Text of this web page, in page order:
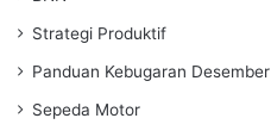
Strategi Produktif
Panduan Kebugaran Desember
Sepeda Motor